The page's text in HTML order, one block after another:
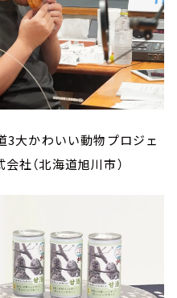
3大かわいい動物プロジェ
社（北海道旭川市）